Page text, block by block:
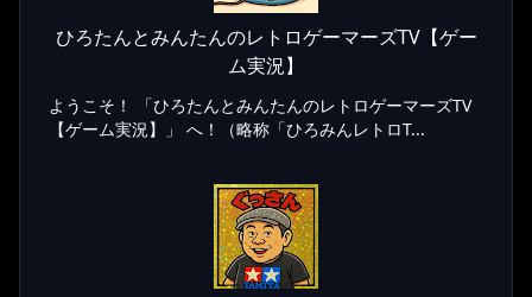
ひろたんとみんたんのレトロゲーマーズTV【ゲー
ム実況】
ようこそ！ 「ひろたんとみんたんのレトロゲーマーズTV
【ゲーム実況】」 へ！（略称「ひろみんレトロT...